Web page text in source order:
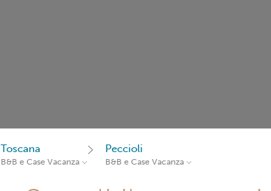
Toscana
B&B e Case Vacanza
Peccioli
B&B e Case Vacanza